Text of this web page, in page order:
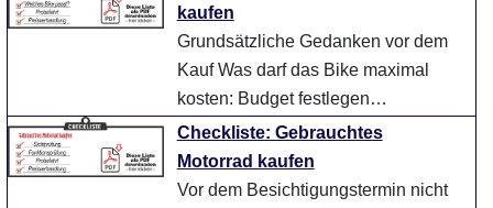
kaufen
Grundsätzliche Gedanken vor dem
Kauf Was darf das Bike maximal
kosten: Budget festlegen
Folgekosten für die Ausrüstung nicht
vergessen: Helm, K ...
Checkliste: Gebrauchtes
Motorrad kaufen
Vor dem Besichtigungstermin nicht